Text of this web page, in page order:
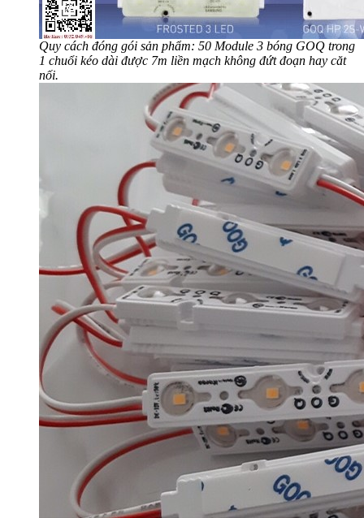
Quy cách đóng gói sản phẩm: 50 Module 3 bóng GOQ trong
1 chuổi kéo dài được 7m liền mạch không đứt đoạn hay căt
nối.